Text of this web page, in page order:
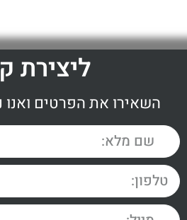
ליצירת
השאירו את הפרטים